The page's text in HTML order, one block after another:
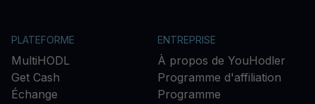
PLATEFORME
MultiHODL
Get Cash
Échange
ENTREPRISE
À propos de YouHodler
Programme d'affiliation
Programme